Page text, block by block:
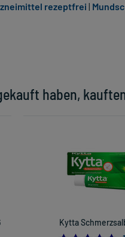
haben,
Kytta
rezeptfrei |